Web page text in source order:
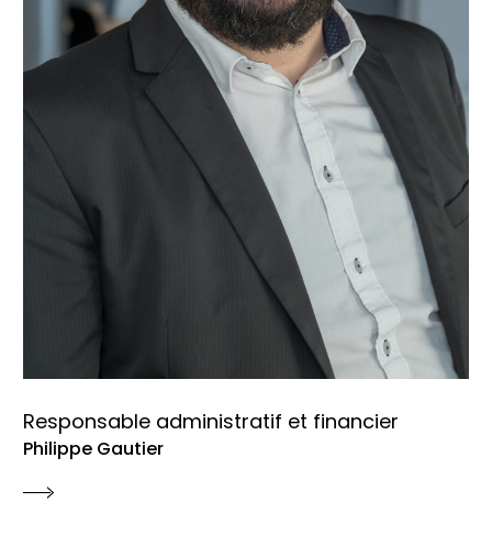
Responsable administratif et financier
Philippe Gautier